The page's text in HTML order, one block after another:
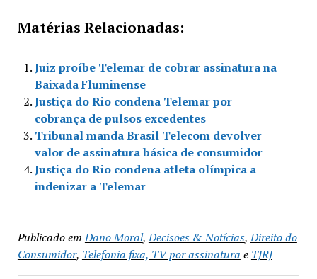
Matérias Relacionadas:
Juiz proíbe Telemar de cobrar assinatura na
Baixada Fluminense
Justiça do Rio condena Telemar por
cobrança de pulsos excedentes
Tribunal manda Brasil Telecom devolver
valor de assinatura básica de consumidor
Justiça do Rio condena atleta olímpica a
indenizar a Telemar
Publicado em Dano Moral,Decisões & Notícias,Direito do
Consumidor, Telefonia fixa, TV por assinatura e TJRJ